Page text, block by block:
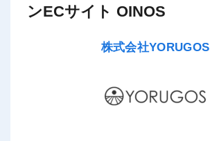
ンECサイト OINOS
株式会社YORUGOS